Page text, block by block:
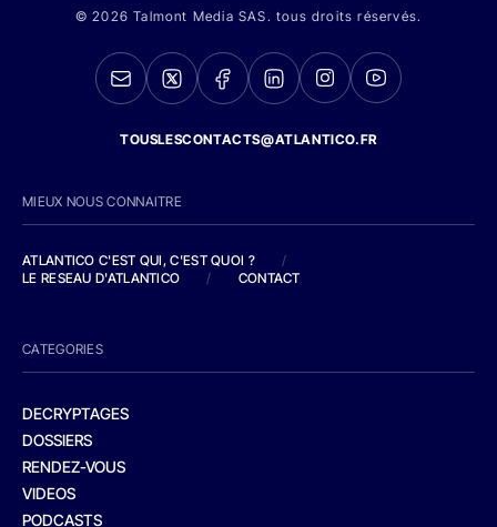
© 2026 Talmont Media SAS. tous droits réservés.
TOUSLESCONTACTS@ATLANTICO.FR
MIEUX NOUS CONNAITRE
ATLANTICO C'EST QUI, C'EST QUOI ?
/
LE RESEAU D'ATLANTICO
/ CONTACT
CATEGORIES
DECRYPTAGES
DOSSIERS
RENDEZ-VOUS
VIDEOS
PODCASTS